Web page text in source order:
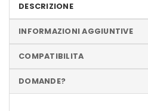
DESCRIZIONE
INFORMAZIONI AGGIUNTIVE
COMPATIBILITA
DOMANDE?